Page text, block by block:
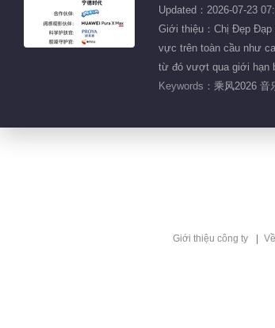
Updated：2026-07-23
Giới thiệu：Chị Đẹp
vực trên toàn cầu như
từ đó vượt qua giới hạn
Keywords： 乘风2026 音
Giới thiệu công ty